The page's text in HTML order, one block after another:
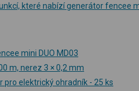
které nabízí generátor fencee
mini DUO MD03
m, nerez 3 × 0,2 mm
pro elektrický ohradník - 25 ks